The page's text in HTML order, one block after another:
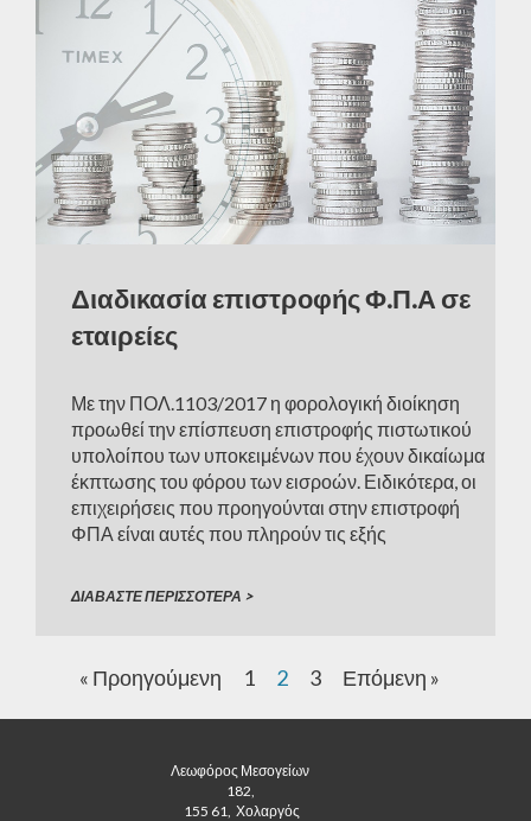
Διαδικασία επιστροφής Φ.Π.Α σε
εταιρείες
Με την ΠΟΛ.1103/2017 η φορολογική διοίκηση
προωθεί την επίσπευση επιστροφής πιστωτικού
υπολοίπου των υποκειμένων που έχουν δικαίωμα
έκπτωσης του φόρου των εισροών. Ειδικότερα, οι
επιχειρήσεις που προηγούνται στην επιστροφή
ΦΠΑ είναι αυτές που πληρούν τις εξής
ΔΙΑΒΑΣΤΕ ΠΕΡΙΣΣΟΤΕΡΑ >
« Προηγούμενη 1 2 3 Επόμενη »
Λεωφόρος Μεσογείων
182,
155 61,  Χολαργός